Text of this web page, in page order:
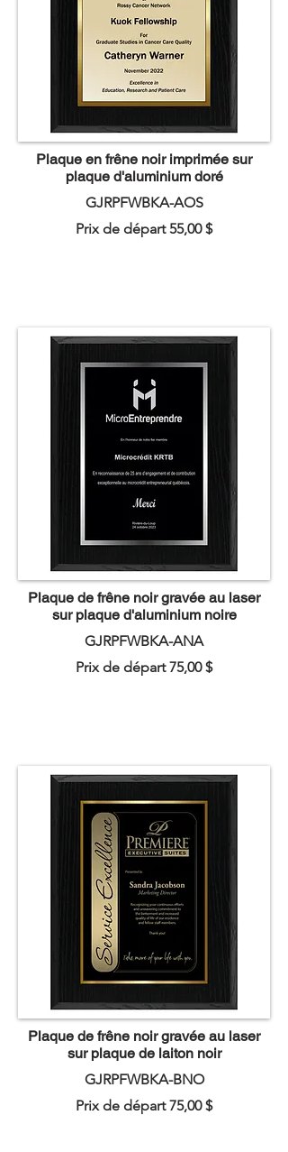
Plaque en frêne noir imprimée sur
plaque d'aluminium doré
GJRPFWBKA-AOS
Prix de départ 55,00 $
Plaque de frêne noir gravée au laser
sur plaque d'aluminium noire
GJRPFWBKA-ANA
Prix de départ 75,00 $
Plaque de frêne noir gravée au laser
sur plaque de laiton noir
GJRPFWBKA-BNO
Prix de départ 75,00 $